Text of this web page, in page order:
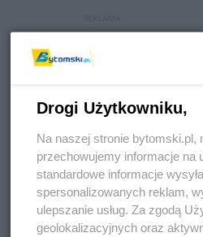
REKLAMA
Drogi Użytkowniku,
Na naszej stronie
przechowujemy informacje na
standardowe informacje
spersonalizowanych reklam,
ulepszanie usług. Za zgodą
geolokalizacyjnych oraz